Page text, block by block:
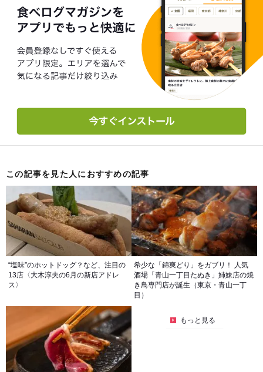
この記事を見た人におすすめの記事
“塩味”のホットドッグ？など、注目の
13店〈大木淳夫の6月の新店アドレ
ス〉
希少な「錦爽どり」をガブリ！ 人気
酒場「青山一丁目たぬき」姉妹店の焼
き鳥専門店が誕生（東京・青山一丁
目）
もっと見る